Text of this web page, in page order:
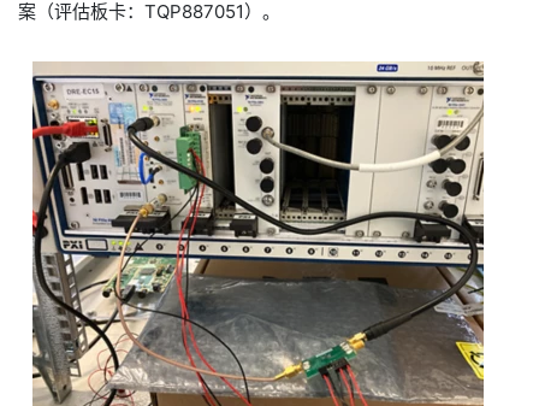
案（评估板卡：TQP887051）。